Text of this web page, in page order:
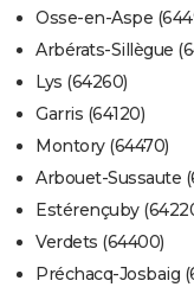
Osse-en-Aspe
Arbérats-Sillègue
Lys (64260)
Garris (64120)
Montory (64470)
Arbouet-Sussaute
Estérençuby
Verdets (64400)
Préchacq-Josbaig